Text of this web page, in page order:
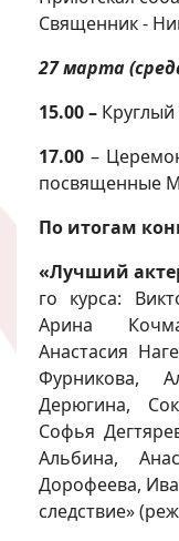
Священник -
27 марта
15.00 – Круглый
17.00 –
посвященные
По итогам
«Лучший
го курса:
Арина
Анастасия
Фурникова,
Дерюгина,
Софья
Альбина,
Дорофеева,
следствие»